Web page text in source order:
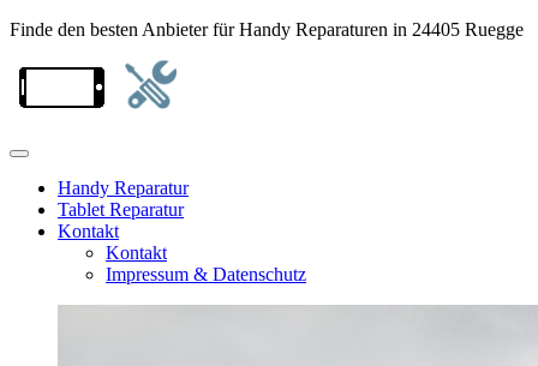
Finde den besten Anbieter für Handy Reparaturen in 24405 Ruegge
Handy Reparatur
Tablet Reparatur
Kontakt
Kontakt
Impressum & Datenschutz